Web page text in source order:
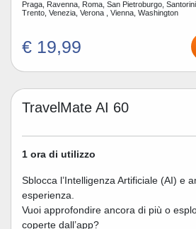
Praga, Ravenna, Roma, San Pietroburgo,
Trento, Venezia, Verona , Vienna, Washington
€ 19,99
TravelMate AI 60
1 ora di utilizzo
Sblocca l’Intelligenza Artificiale (AI) e
esperienza.
Vuoi approfondire ancora di più o
coperte dall’app?